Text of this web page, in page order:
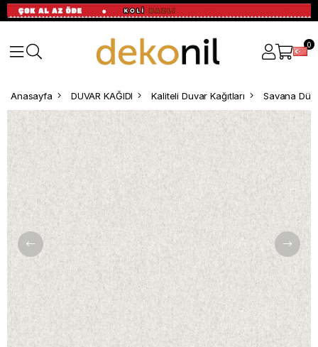
0
Anasayfa DUVAR KAĞIDI Kaliteli Duvar Kağıtları Savana Düz